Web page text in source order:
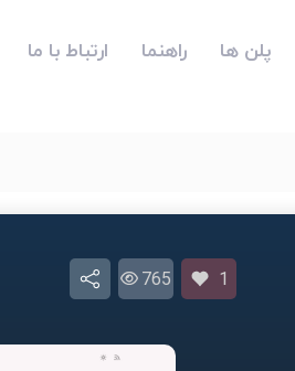
پلن ها راهنما ارتباط با ما
1
765